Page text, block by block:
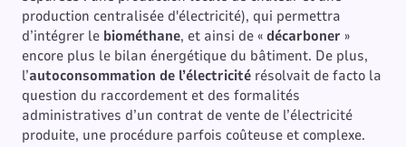
production centralisée d'électricité), qui permettra
d’intégrer le biométhane, et ainsi de «décarboner »
encore plus le bilan énergétique du bâtiment. De plus,
l’autoconsommation de l’électricité résolvait de facto la
question du raccordement et des formalités
administratives d’un contrat de vente de l’électricité
produite, une procédure parfois coûteuse et complexe.